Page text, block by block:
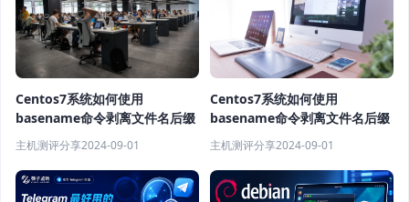
Centos7系统如何使用
basename命令剥离文件名后缀
主机测评分享2024-09-01
Centos7系统如何使用
basename命令剥离文件名后缀
主机测评分享2024-09-01